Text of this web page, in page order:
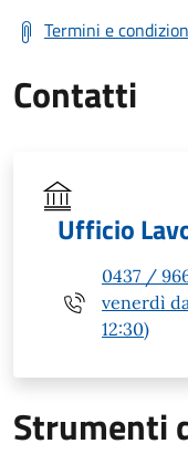
Termini e
Contatti
Ufficio
0437 /
venerdì
12:30)
Strumenti